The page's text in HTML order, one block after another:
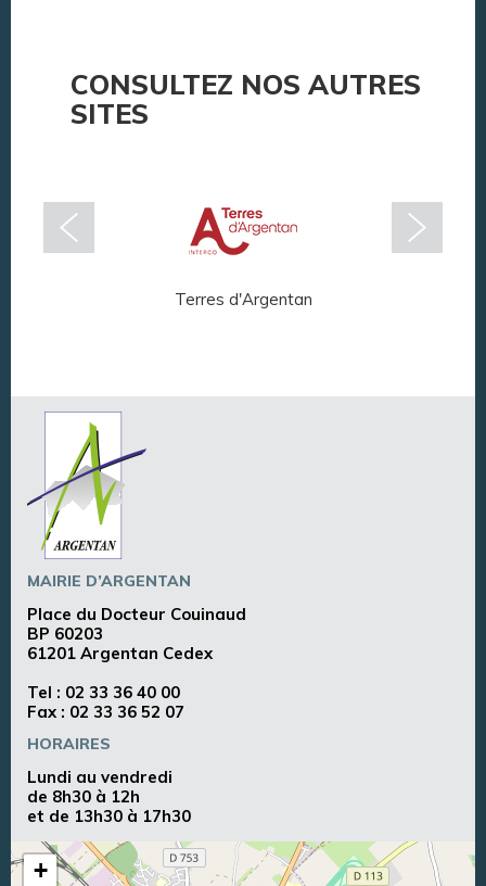
CONSULTEZ NOS AUTRES
SITES
Terres d'Argentan
MAIRIE D’ARGENTAN
Place du Docteur Couinaud
BP 60203
61201 Argentan Cedex
Tel : 02 33 36 40 00
Fax : 02 33 36 52 07
HORAIRES
Lundi au vendredi
de 8h30 à 12h
et de 13h30 à 17h30
+